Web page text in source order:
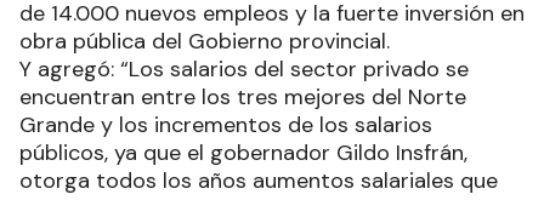
de 14.000 nuevos empleos y la fuerte inversión en
obra pública del Gobierno provincial.
Y agregó: “Los salarios del sector privado se
encuentran entre los tres mejores del Norte
Grande y los incrementos de los salarios
públicos, ya que el gobernador Gildo Insfrán,
otorga todos los años aumentos salariales que